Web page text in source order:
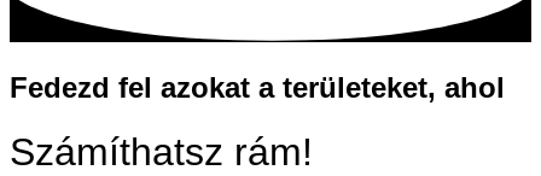
Fedezd fel azokat a területeket, ahol
Számíthatsz rám!